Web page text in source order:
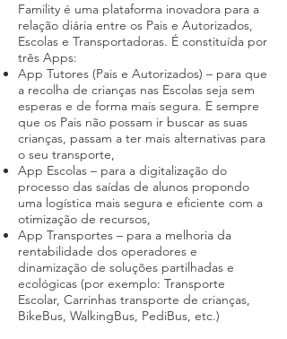
Famility é uma plataforma inovadora para a
relação diária entre os Pais e Autorizados,
Escolas e Transportadoras. É constituída por
três Apps:
App Tutores (Pais e Autorizados) – para que
a recolha de crianças nas Escolas seja sem
esperas e de forma mais segura. E sempre
que os Pais não possam ir buscar as suas
crianças, passam a ter mais alternativas para
o seu transporte,
App Escolas – para a digitalização do
processo das saídas de alunos propondo
uma logística mais segura e eficiente com a
otimização de recursos,
App Transportes – para a melhoria da
rentabilidade dos operadores e
dinamização de soluções partilhadas e
ecológicas (por exemplo: Transporte
Escolar, Carrinhas transporte de crianças,
BikeBus, WalkingBus, PediBus, etc.)